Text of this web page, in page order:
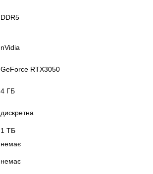
DDR5
nVidia
GeForce RTX3050
4 ГБ
дискретна
1 ТБ
немає
немає